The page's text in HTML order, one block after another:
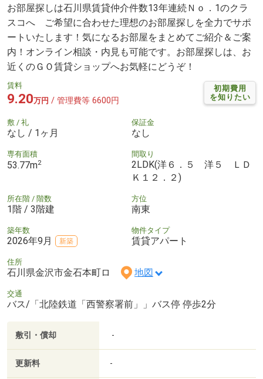
お部屋探しは石川県賃貸仲介件数13年連続Ｎｏ．1のクラ
スコへ ご希望に合わせた理想のお部屋探しを全力でサポ
ートいたします！気になるお部屋をまとめてご紹介＆ご案
内！オンライン相談・内見も可能です。お部屋探しは、お
近くのＧＯ賃貸ショップへお気軽にどうぞ！
初期費用
を知りたい
賃料
9.20万円 / 管理費等 6600円
敷 / 礼
なし / 1ヶ月
保証金
なし
専有面積
53.77m2
間取り
2LDK(洋６．５ 洋５ ＬＤ
Ｋ１２．２)
所在階 / 階数
1階 / 3階建
方位
南東
築年数
2026年9月 新築
物件タイプ
賃貸アパート
住所
石川県金沢市金石本町ロ 地図
交通
バス/「北陸鉄道「西警察署前」」バス停 停歩2分
敷引・償却 -
更新料 -